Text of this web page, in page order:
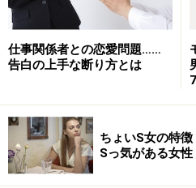
1分だけなら、電話をかける
万が一、5分、10分と話が盛
ても、キリの良いところでな
わらせるのがポイントです。
うよ」と誘ってきたら、
「
次回に引っ張ります。
仕事関係者との恋愛問題……
告白の上手な断り方とは
ちょいS女の特
Sっ気がある女性